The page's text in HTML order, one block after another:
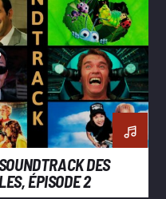
DES
ÉPISODE 2